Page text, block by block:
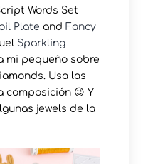
Words Set
Plate and Fancy
Sparkling
mi pequeño sobre
Usa las
composición 😉 Y
jewels de la